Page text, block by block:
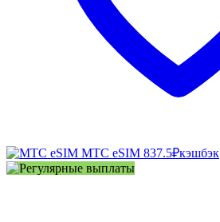
МТС eSIM 837.5₽кэшбэк